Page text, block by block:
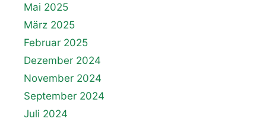
Mai 2025
März 2025
Februar 2025
Dezember 2024
November 2024
September 2024
Juli 2024